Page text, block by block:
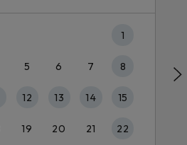
1
5 6 7 8
12 13 14 15
19 20 21 22